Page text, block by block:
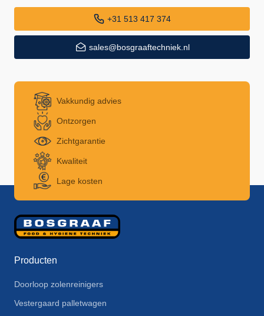
+31 513 417 374
sales@bosgraaftechniek.nl
Vakkundig advies
Ontzorgen
Zichtgarantie
Kwaliteit
Lage kosten
Producten
Doorloop zolenreinigers
Vestergaard palletwagen